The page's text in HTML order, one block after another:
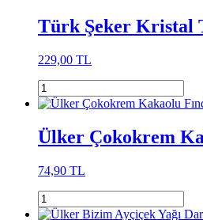
Türk Şeker Kristal
229,00 TL
Ülker Çokokrem
74,90 TL